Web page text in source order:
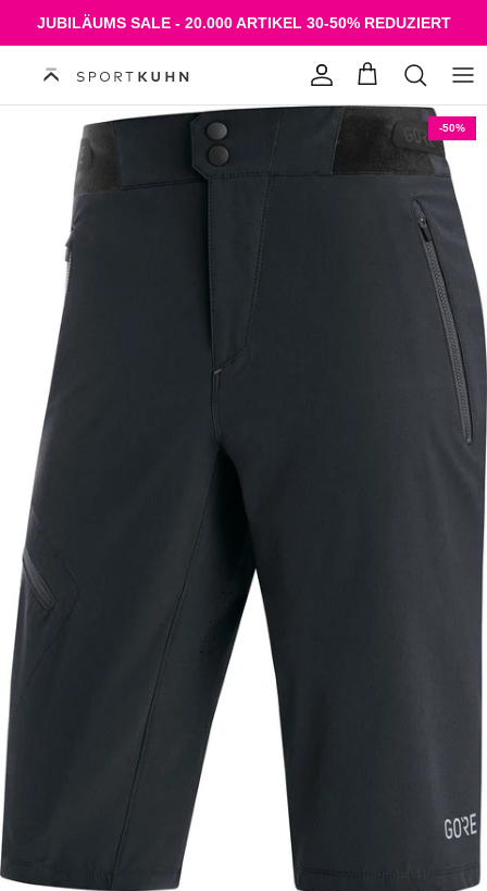
Direkt zum Inhalt
JUBILÄUMS SALE - 20.000 ARTIKEL 30-50% REDUZIERT
Konto Einkaufswagen
-50%